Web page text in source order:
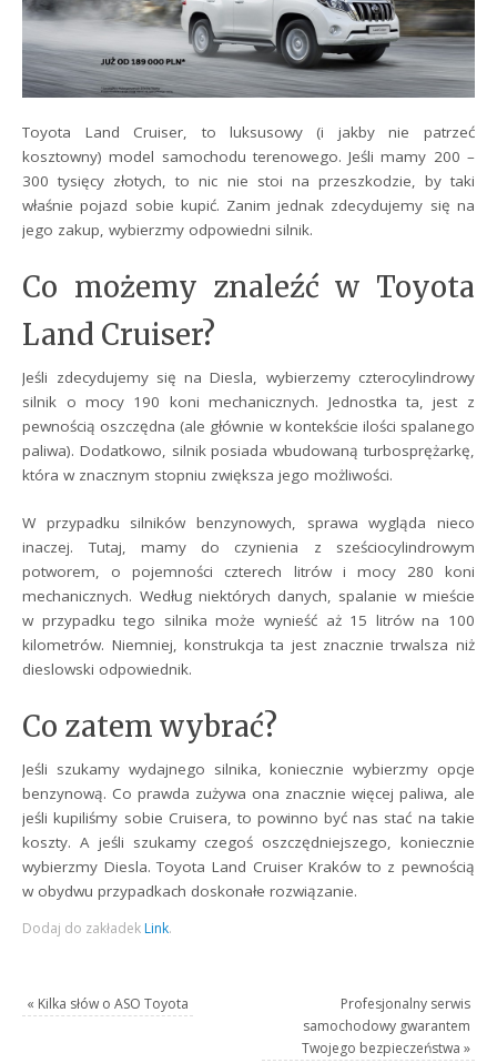
Toyota Land Cruiser, to luksusowy (i jakby nie patrzeć
kosztowny) model samochodu terenowego. Jeśli mamy 200 –
300 tysięcy złotych, to nic nie stoi na przeszkodzie, by taki
właśnie pojazd sobie kupić. Zanim jednak zdecydujemy się na
jego zakup, wybierzmy odpowiedni silnik.
Co możemy znaleźć w Toyota
Land Cruiser?
Jeśli zdecydujemy się na Diesla, wybierzemy czterocylindrowy
silnik o mocy 190 koni mechanicznych. Jednostka ta, jest z
pewnością oszczędna (ale głównie w kontekście ilości spalanego
paliwa). Dodatkowo, silnik posiada wbudowaną turbosprężarkę,
która w znacznym stopniu zwiększa jego możliwości.
W przypadku silników benzynowych, sprawa wygląda nieco
inaczej. Tutaj, mamy do czynienia z sześciocylindrowym
potworem, o pojemności czterech litrów i mocy 280 koni
mechanicznych. Według niektórych danych, spalanie w mieście
w przypadku tego silnika może wynieść aż 15 litrów na 100
kilometrów. Niemniej, konstrukcja ta jest znacznie trwalsza niż
dieslowski odpowiednik.
Co zatem wybrać?
Jeśli szukamy wydajnego silnika, koniecznie wybierzmy opcje
benzynową. Co prawda zużywa ona znacznie więcej paliwa, ale
jeśli kupiliśmy sobie Cruisera, to powinno być nas stać na takie
koszty. A jeśli szukamy czegoś oszczędniejszego, koniecznie
wybierzmy Diesla. Toyota Land Cruiser Kraków to z pewnością
w obydwu przypadkach doskonałe rozwiązanie.
Dodaj do zakładek Link.
« Kilka słów o ASO Toyota
Profesjonalny serwis
samochodowy gwarantem
Twojego bezpieczeństwa »